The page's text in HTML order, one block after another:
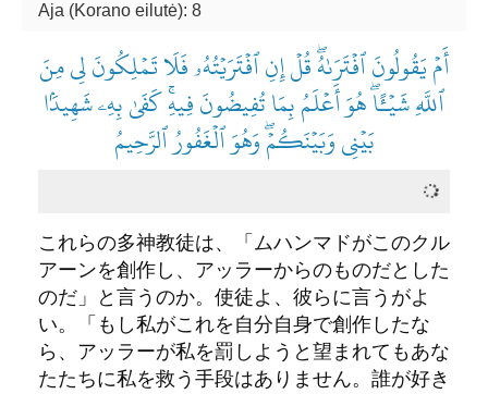
Aja (Korano eilutė): 8
أَمۡ يَقُولُونَ ٱفۡتَرَىٰهُۖ قُلۡ إِنِ ٱفۡتَرَيۡتُهُۥ فَلَا تَمۡلِكُونَ لِي مِنَ
ٱللَّهِ شَيۡـًٔاۖ هُوَ أَعۡلَمُ بِمَا تُفِيضُونَ فِيهِۚ كَفَىٰ بِهِۦ شَهِيدَۢا
بَيۡنِي وَبَيۡنَكُمۡۖ وَهُوَ ٱلۡغَفُورُ ٱلرَّحِيمُ
これらの多神教徒は、「ムハンマドがこのクル
アーンを創作し、アッラーからのものだとした
のだ」と言うのか。使徒よ、彼らに言うがよ
い。「もし私がこれを自分自身で創作したな
ら、アッラーが私を罰しようと望まれてもあな
たたちに私を救う手段はありません。誰が好き